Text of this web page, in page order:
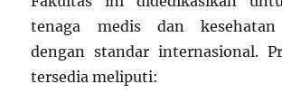
tenaga medis dan kesehatan
dengan standar internasional.
tersedia meliputi: